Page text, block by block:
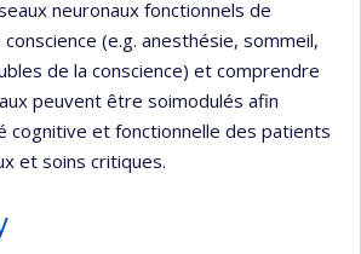
neuronaux fonctionnels de
(e.g. anesthésie, sommeil,
de la conscience) et comprendre
peuvent être soimodulés afin
cognitive et fonctionnelle des patients
et soins critiques.